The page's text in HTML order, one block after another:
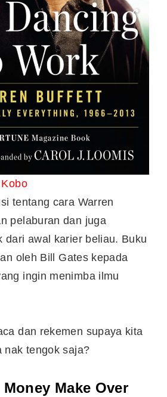
Kobo
tentang cara Warren
pelaburan dan juga
dari awal karier beliau. Buku
oleh Bill Gates kepada
ingin menimba ilmu
dan rekemen supaya kita
nak tengok saja?
Make Over